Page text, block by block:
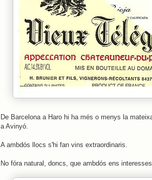
De Barcelona a Haro hi ha més o menys la
a Avinyó.
A ambdós llocs s'hi fan vins extraordinaris.
No fóra natural, doncs, que ambdós ens